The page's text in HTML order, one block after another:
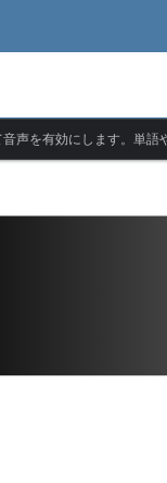
声を有効にします。単語